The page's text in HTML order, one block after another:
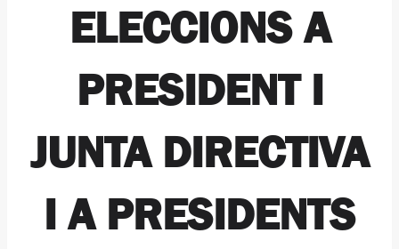
ELECCIONS A
PRESIDENT I
JUNTA DIRECTIVA
I A PRESIDENTS